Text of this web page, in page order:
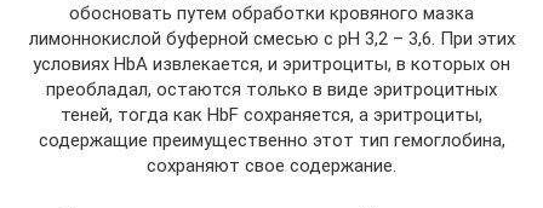
обосновать путем обработки кровяного мазка
лимоннокислой буферной смесью с рН 3,2 – 3,6. При этих
условиях HbA извлекается, и эритроциты, в которых он
преобладал, остаются только в виде эритроцитных
теней, тогда как HbF сохраняется, а эритроциты,
содержащие преимущественно этот тип гемоглобина,
сохраняют свое содержание.